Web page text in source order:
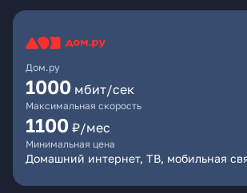
Дом.ру
1000 мбит/сек
Максимальная скорость
1100 ₽/мес
Минимальная цена
Домашний интернет, ТВ, мобильная